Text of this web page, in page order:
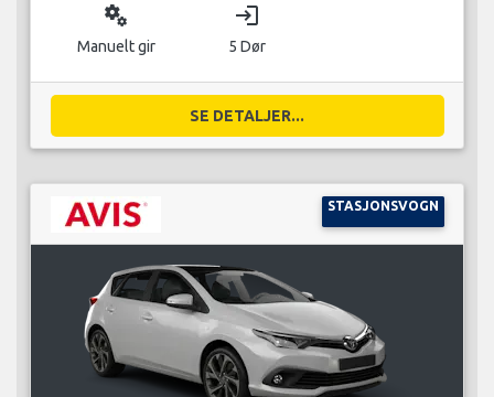
miscellaneous_services
Manuelt gir
login
5 Dør
SE DETALJER...
STASJONSVOGN